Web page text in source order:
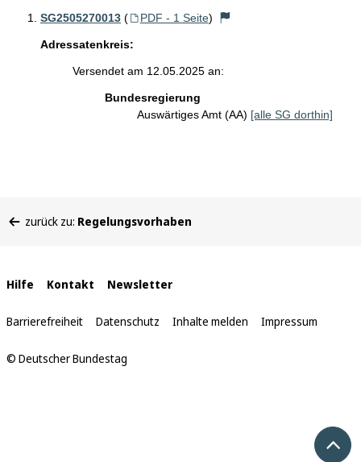
SG2505270013 ( PDF - 1 Seite)
Adressatenkreis:
Versendet am 12.05.2025 an:
Bundesregierung
Auswärtiges Amt (AA) [alle SG dorthin]
befinden
zurück zu: Regelungsvorhaben
Interne
Links
Hilfe Kontakt Newsletter
Barrierefreiheit Datenschutz Inhalte melden Impressum
© Deutscher Bundestag